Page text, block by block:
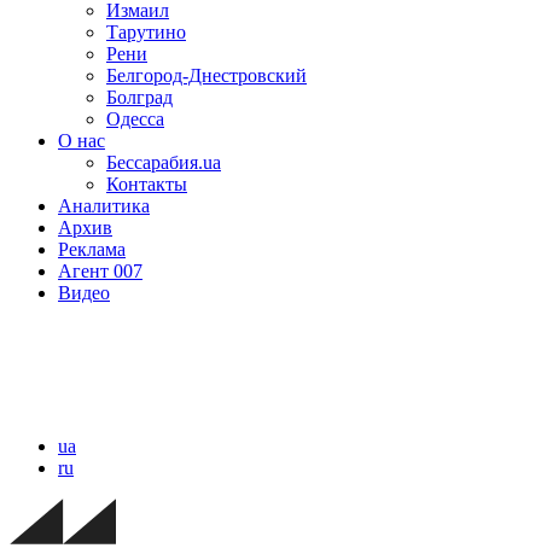
Измаил
Тарутино
Рени
Белгород-Днестровский
Болград
Одесса
О нас
Бессарабия.ua
Контакты
Аналитика
Архив
Реклама
Агент 007
Видео
ua
ru